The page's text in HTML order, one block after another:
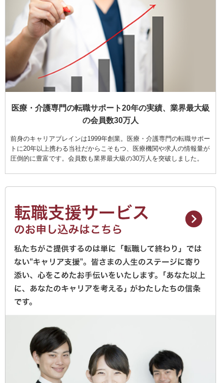
医療・介護専門の転職サポート20年の実績、業界最大級
の会員数30万人
前身のキャリアブレインは1999年創業。医療・介護専門の転職サポー
トに20年以上携わる当社だからこそもつ、医療機関や求人の情報量が
圧倒的に豊富です。会員数も業界最大級の30万人を突破しました。